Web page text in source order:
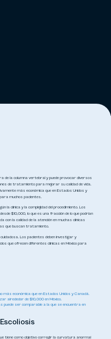
de la columna vertebral y puede provocar diversos
de tratamiento para mejorar su calidad de vida.
más económica que en Estados Unidos y
muchos pacientes.
la clínica y la complejidad del procedimiento. Los
$10,000, lo que es una fracción de lo que podrían
con la calidad de la atención en muchas clínicas
que buscan tratamiento.
Los pacientes deben investigar y
que ofrecen diferentes clínicas en México para
más económica que en Estados Unidos y Canadá.
alrededor de $10,000 en México.
puede ser comparable a la que se encuentra en
tiene como objetivo corregir la curvatura anormal